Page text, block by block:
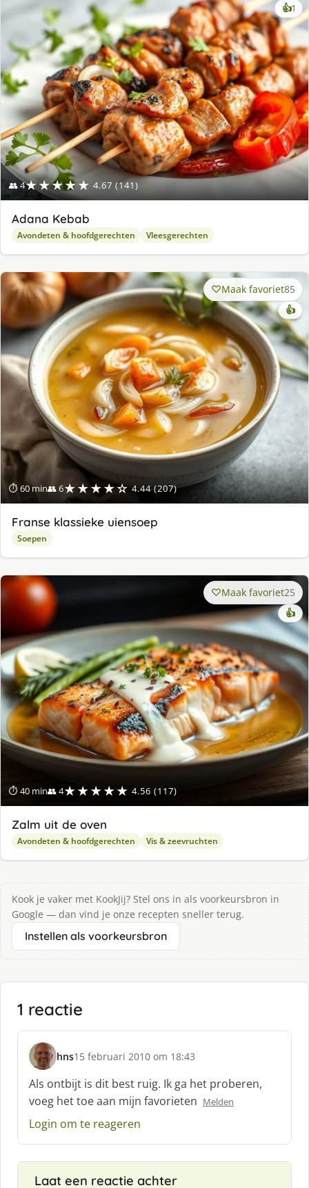
👥 4★★★★★ 4.67 (141)
👍1
Adana Kebab
Avondeten & hoofdgerechten Vleesgerechten
⏱ 60 min👥 6★★★★☆ 4.44 (207)
Maak favoriet85
👍
Franse klassieke uiensoep
Soepen
⏱ 40 min👥 4★★★★★ 4.56 (117)
Maak favoriet25
👍
Zalm uit de oven
Avondeten & hoofdgerechten Vis & zeevruchten
Kook je vaker met KookJij? Stel ons in als voorkeursbron in
Google — dan vind je onze recepten sneller terug.
Instellen als voorkeursbron
1 reactie
hns
s
c
h
r
e
:
15 februari 2010 om 18:43
Als ontbijt is dit best ruig. Ik ga het proberen,
voeg het toe aan mijn favorieten Melden
Login om te reageren
Laat een reactie achter